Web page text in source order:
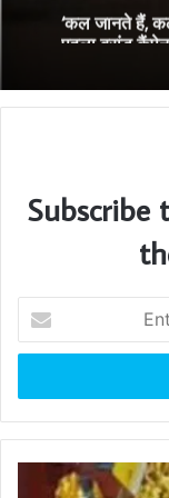
‘कल जानते हैं,
पहला ब्रांड कैंपेन
t
r
y